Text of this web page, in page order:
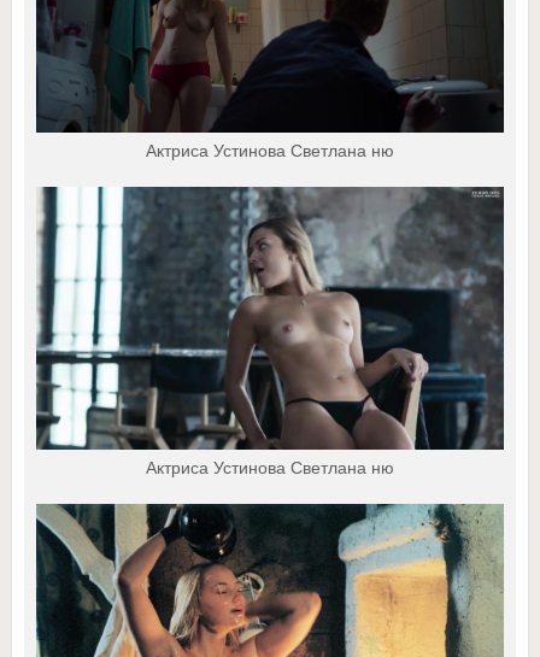
Актриса Устинова Светлана ню
Актриса Устинова Светлана ню